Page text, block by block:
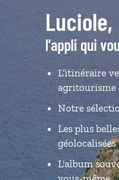
Luciole,
l'appli qui
L’itinéraire
agritourisme
Notre
Les plus
géolocalisées
L'album